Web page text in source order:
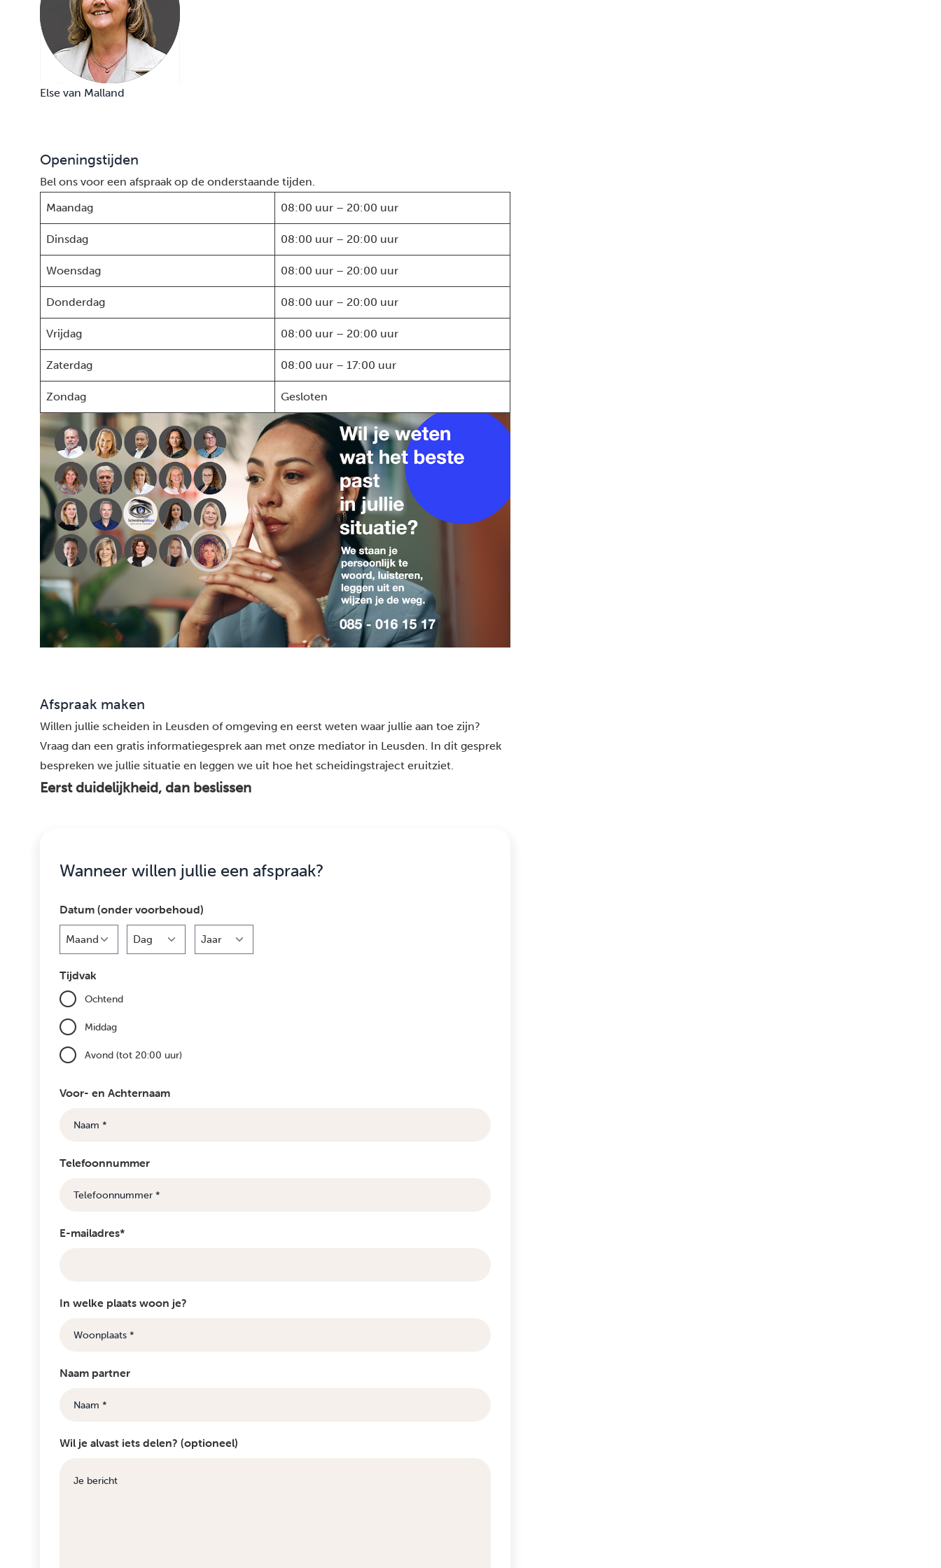
Else van Malland
Openingstijden
Bel ons voor een afspraak op de onderstaande tijden.
Maandag
08:00 uur – 20:00 uur
Dinsdag 08:00 uur – 20:00 uur
Woensdag 08:00 uur – 20:00 uur
Donderdag 08:00 uur – 20:00 uur
Vrijdag 08:00 uur – 20:00 uur
Zaterdag 08:00 uur – 17:00 uur
Zondag Gesloten
Afspraak maken
Willen jullie scheiden in Leusden of omgeving en eerst weten waar jullie aan toe zijn?
Vraag dan een gratis informatiegesprek aan met onze mediator in Leusden. In dit gesprek
bespreken we jullie situatie en leggen we uit hoe het scheidingstraject eruitziet.
Eerst duidelijkheid, dan beslissen
Wanneer willen jullie een afspraak?
Datum (onder voorbehoud)
Tijdvak
Ochtend
Middag
Avond (tot 20:00 uur)
Voor- en Achternaam
Telefoonnummer
E-mailadres*
In welke plaats woon je?
Naam partner
Wil je alvast iets delen? (optioneel)